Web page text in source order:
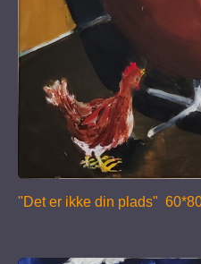
"Det er ikke din plads"